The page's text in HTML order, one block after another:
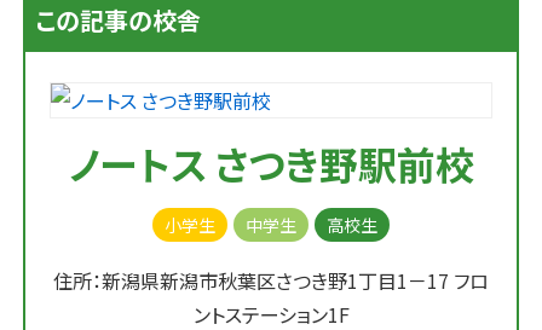
この記事の校舎
ノートス さつき野駅前校
小学生 中学生 高校生
住所：新潟県新潟市秋葉区さつき野1丁目1－17 フロ
ントステーション1F